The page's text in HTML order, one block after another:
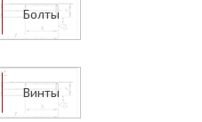
Болты
Винты